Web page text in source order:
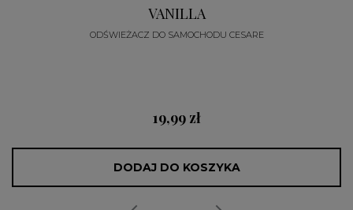
VANILLA
ODŚWIEŻACZ DO SAMOCHODU CESARE
19,99 zł
DODAJ DO KOSZYKA